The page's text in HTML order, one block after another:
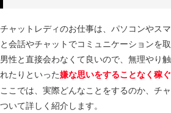
チャットレディのお仕事は、パソコンやス
と会話やチャットでコミュニケーションを取
男性と直接会わなくて良いので、無理やり
れたりといった嫌な思いをすることなく稼
ここでは、実際どんなことをするのか、チ
ついて詳しく紹介します。